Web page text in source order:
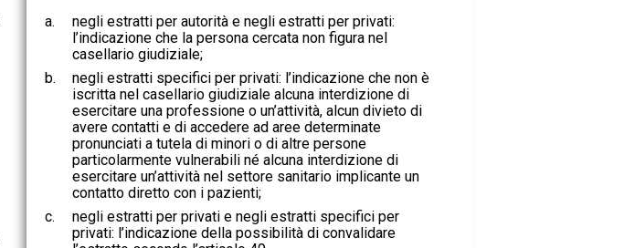
a.
negli estratti per autorità e negli estratti per privati:
l’indicazione che la persona cercata non figura nel
casellario giudiziale;
b.
negli estratti specifici per privati: l’indicazione che non è
iscritta nel casellario giudiziale alcuna interdizione di
esercitare una professione o un’attività, alcun divieto di
avere contatti e di accedere ad aree determinate
pronunciati a tutela di minori o di altre persone
particolarmente vulnerabili né alcuna interdizione di
esercitare un’attività nel settore sanitario implicante un
contatto diretto con i pazienti;
c.
negli estratti per privati e negli estratti specifici per
privati: l’indicazione della possibilità di convalidare